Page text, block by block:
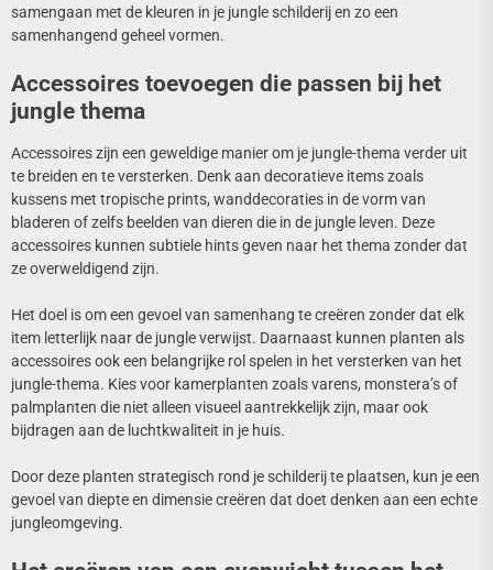
samengaan met de kleuren in je jungle schilderij en zo een
samenhangend geheel vormen.
Accessoires toevoegen die passen bij het
jungle thema
Accessoires zijn een geweldige manier om je jungle-thema verder uit
te breiden en te versterken. Denk aan decoratieve items zoals
kussens met tropische prints, wanddecoraties in de vorm van
bladeren of zelfs beelden van dieren die in de jungle leven. Deze
accessoires kunnen subtiele hints geven naar het thema zonder dat
ze overweldigend zijn.
Het doel is om een gevoel van samenhang te creëren zonder dat elk
item letterlijk naar de jungle verwijst. Daarnaast kunnen planten als
accessoires ook een belangrijke rol spelen in het versterken van het
jungle-thema. Kies voor kamerplanten zoals varens, monstera’s of
palmplanten die niet alleen visueel aantrekkelijk zijn, maar ook
bijdragen aan de luchtkwaliteit in je huis.
Door deze planten strategisch rond je schilderij te plaatsen, kun je een
gevoel van diepte en dimensie creëren dat doet denken aan een echte
jungleomgeving.